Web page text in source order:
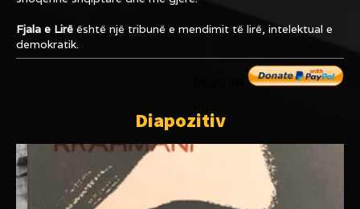
Fjala e Lirë është një tribunë e mendimit të lirë, intelektual e
demokratik.
Diapozitiv